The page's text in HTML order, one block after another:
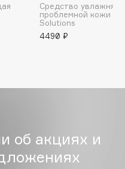
Средство
проблемной кожи
Solutions
4490 ₽
об акциях и